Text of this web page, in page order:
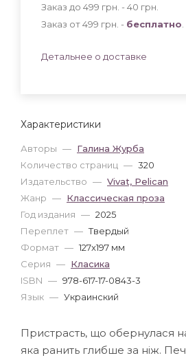
Характеристики
Авторы — Галина Журба
Количество страниц — 320
Издательство — Vivat, Pelican
Жанр — Классическая проза
Год издания — 2025
Переплет — Твердый
Формат — 127x197 мм
Серия — Класика
ISBN — 978-617-17-0843-3
Язык — Украинский
Заказ до 499 грн. - 40 грн
Заказ от 499 грн. - бесплатно
Детальнее о доставке
Пристрасть, що обернулася
яка ранить глибше за ніж.